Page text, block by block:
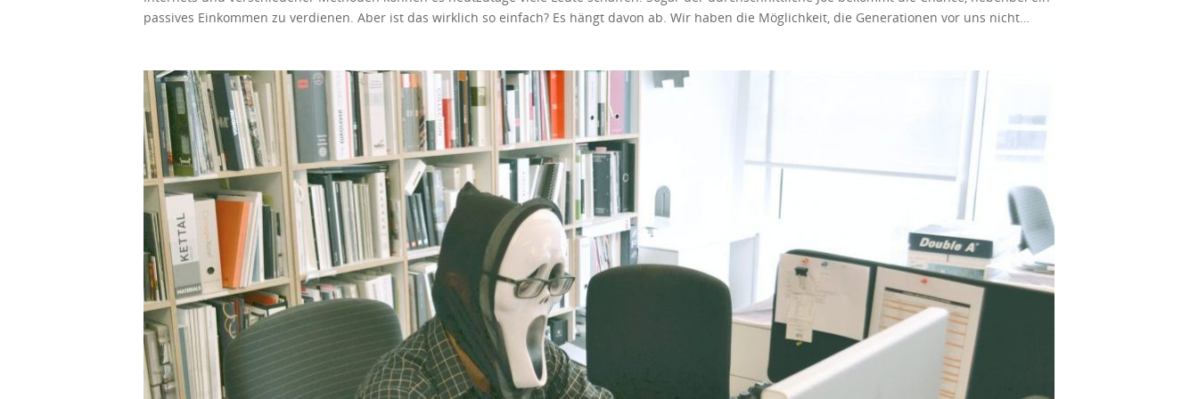
jeden senden, der eine mit einem PayPal-Konto verknüpfte E-Mail-Adresse hat. Die Nutzung dieser Zahlungsplattform ist also sehr einfach. Geld
verdienen mit PayPal ist sicher und schnell. Deshalb entscheiden sich so viele Menschen für diese Option. PayPal ist derzeit in mehr als 200 Regionen
gefallen, mit PayPal Geld zu verdienen? Einige von ihnen sind so einfach. Wenn Sie jedoch etwas möchten, das mehr Zeit und Mühe erfordert,
versuchen Sie es mit der Transkription oder dem Bloggen. Es gibt wirklich so viele Möglichkeiten, ein Einkommen aus Ihrem Eigenheim zu erzielen.
Natürlich, wenn Sie sich ein wenig ausstrecken und einkaufen müssen, probieren Sie Ibotta.
passives Einkommen zu verdienen. Aber ist das wirklich so einfach? Es hängt davon ab. Wir haben die Möglichkeit, die Generationen vor uns nicht
müssen. Vor diesem Hintergrund helfen wir Ihnen dabei, passives wiederkehrendes Einkommen zu erzielen. Es kann die Haupteinnahmequelle sein
oder etwas, das Sie nebenher verdienen. Aber bevor wir anfangen, wollen wir sehen, was “passives Einkommen” bedeutet. Per Definition ist dies die Art
von Einkommen, für deren Aufrechterhaltung ein minimales Maß an Arbeit erforderlich ist. Auf der anderen Seite erfordert es in der Regel erste
Arbeiten oder Investitionen. Das einfachste Beispiel für passives Einkommen ist die Vermietung von Immobilien oder Ausrüstung. Was Online-Sachen
angeht, können die Dinge etwas komplexer sein. Das scheint heutzutage fast jedermanns Ziel zu sein. Sie investieren sehr wenig Aufwand und erzielen
auf lange Sicht eine enorme Rendite. Dies kann entweder die Haupteinnahmequelle sein oder etwas, das nebenbei verdient wird. Eine der einfachsten
Möglichkeiten wäre, wiederkehrende Einnahmen zu erzielen, indem Sie Ihren Blog starten. Dies kann eine Nachrichten-Website oder eine beliebige Art
von Blog sein. Schreiben Sie darüber, was Ihnen gefällt. Wenn Sie an einer bestimmten Nische interessiert sind, decken Sie diese ab. Sobald Sie die
Dinge in Gang gebracht haben, gibt es viele Möglichkeiten, Ihre Inhalte zu monetarisieren. Sie können Google-Anzeigen oder einige der Affiliate-
Marketing-Modelle verwenden. Affiliate-Marketing ist interessant, da die meisten großen Online-Händler etwas haben. Im Wesentlichen erhalten Sie
eine Provision für jeden Einkauf, der über Ihre Website getätigt wird. Aber diese Methode braucht Zeit, um zu wachsen. Sie müssen eine Domain
kaufen, eine WordPress-Website einrichten und die Google-Optimierung klären. Content Creator zu werden ist zu einem Karriereweg geworden. Sie
haben viele thematische YouTube-Kanäle, die von Einzelpersonen betrieben werden. Sicher, die Arbeit ist schwerer, als es scheint. Aber auf lange Sicht
können Sie mit dem richtigen Ansatz potenziell Ihren Lebensunterhalt verdienen. YouTube ist nicht die einzige Plattform. Sie haben auch Twitch,
Facebook und andere Plattformen, die eine Monetarisierung ermöglichen. Darüber hinaus können Sie auch eine Crowdfunding-Seite starten. Dienste
wie Patreon ermöglichen es Ihnen, Fanspenden zu erhalten. Und wenn Sie wachsen, finden Sie auch Sponsoren. Obwohl viele Optionen für die